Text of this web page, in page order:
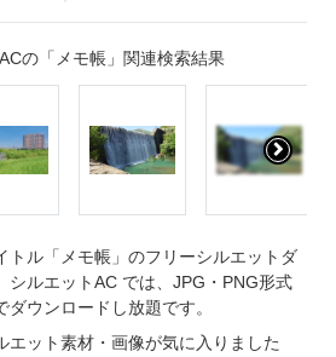
の「メモ帳」関連検索結果
トル「メモ帳」のフリーシルエットダ
シルエットAC では、JPG・PNG形式
ウンロードし放題です。
エット素材・画像が気に入りました